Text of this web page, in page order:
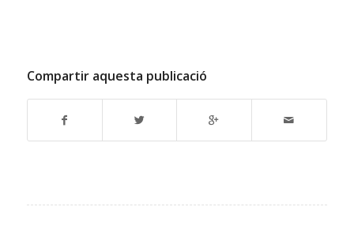
Compartir aquesta publicació